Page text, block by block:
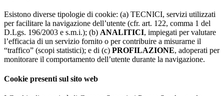
Esistono diverse tipologie di cookie: (a) TECNICI, servizi utilizzati
per facilitare la navigazione dell’utente (cfr. art. 122, comma 1 del
D.Lgs. 196/2003 e s.m.i.); (b) ANALITICI, impiegati per valutare
l’efficacia di un servizio fornito o per contribuire a misurarne il
“traffico” (scopi statistici); e di (c) PROFILAZIONE, adoperati per
monitorare il comportamento dell’utente durante la navigazione.
Cookie presenti sul sito web